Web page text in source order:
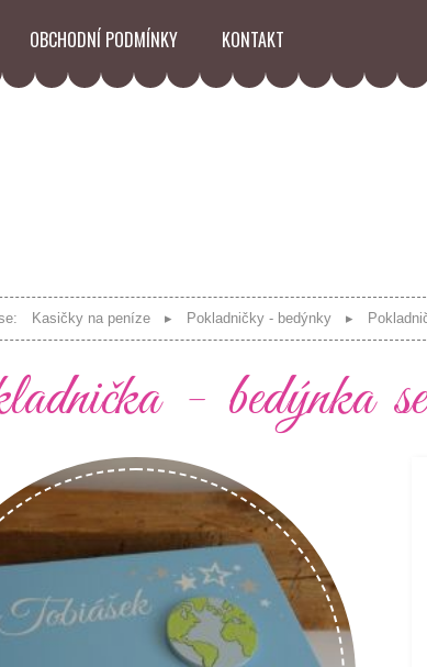
OBCHODNÍ PODMÍNKY KONTAKT
Kasičky na peníze Pokladničky - bedýnky
- bedýnka